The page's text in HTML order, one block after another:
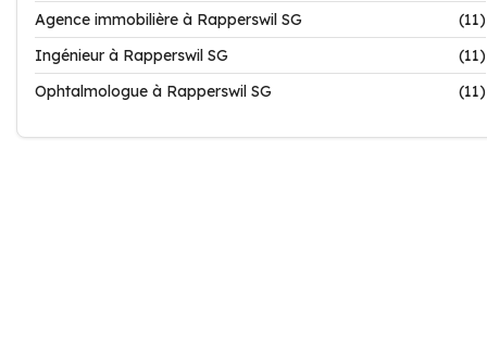
Agence immobilière à Rapperswil SG
(11)
Ingénieur à Rapperswil SG
(11)
Ophtalmologue à Rapperswil SG
(11)